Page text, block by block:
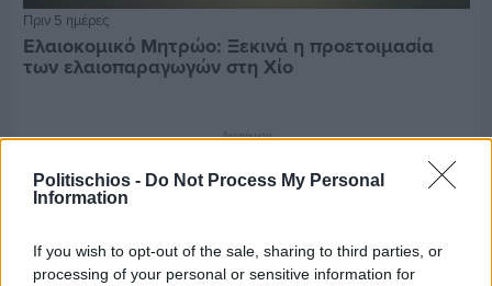
Politischios - Do Not Process My Personal
Information
If you wish to opt-out of the sale, sharing to third parties, or
processing of your personal or sensitive information for
Πριν 5 ημέρες
Ελαιοκομικό Μητρώο: Ξεκινά η προετοιμασία
των ελαιοπαραγωγών στη Χίο
Διαφήμιση